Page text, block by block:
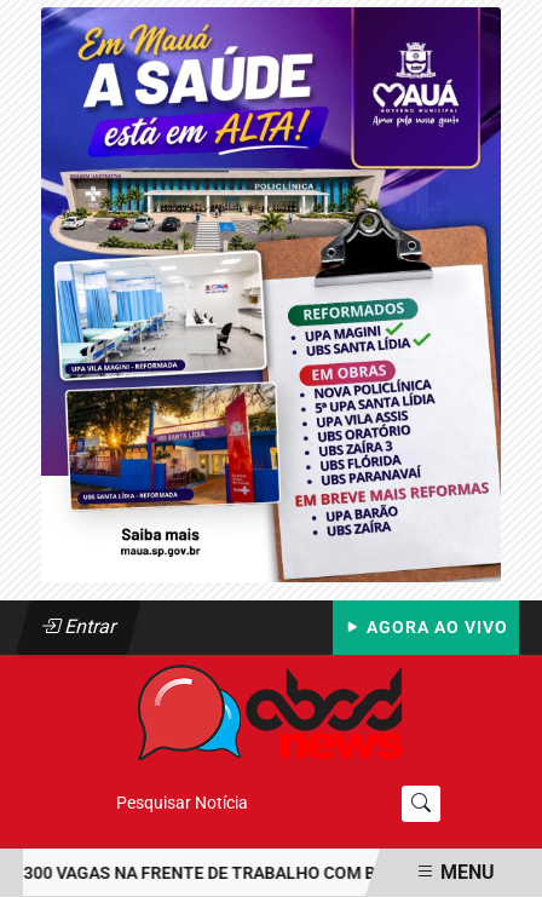
Entrar AGORA AO VIVO
Pesquisar Notícia
VAGAS NA FRENTE DE TRABALHO COM BOLSA DE UM SALÁRIO-
MENU